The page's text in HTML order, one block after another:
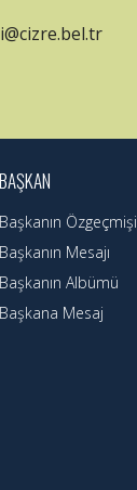
BAŞKAN
Başkanın Özgeçmişi
Başkanın Mesajı
Başkanın Albümü
Başkana Mesaj